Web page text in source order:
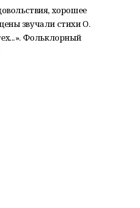
хорошее
звучали стихи О.
Фольклорный